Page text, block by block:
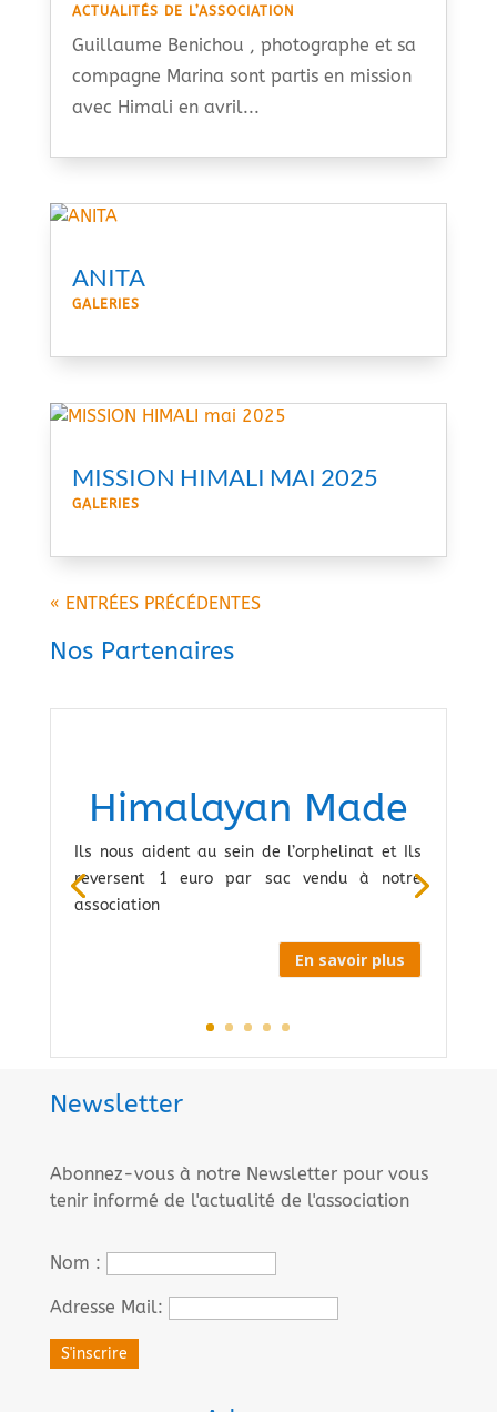
ACTUALITÉS DE L’ASSOCIATION
Guillaume Benichou , photographe et sa
compagne Marina sont partis en mission
avec Himali en avril...
ANITA
GALERIES
MISSION HIMALI MAI 2025
GALERIES
« ENTRÉES PRÉCÉDENTES
Nos Partenaires
Himalayan Made
Ils nous aident au sein de l’orphelinat et Ils
reversent 1 euro par sac vendu à notre
association
En savoir plus
Newsletter
Abonnez-vous à notre Newsletter pour vous
tenir informé de l'actualité de l'association
Nom :
Adresse Mail: